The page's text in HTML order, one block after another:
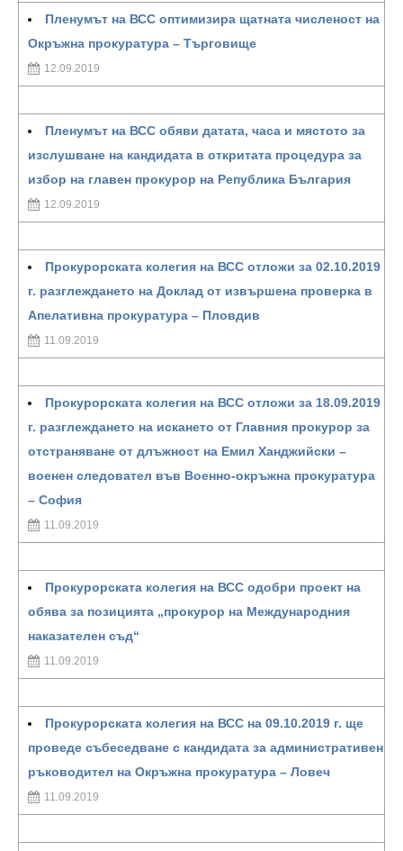
Пленумът на ВСС оптимизира щатната численост на
Окръжна прокуратура – Търговище
12.09.2019
Пленумът на ВСС обяви датата, часа и мястото за
изслушване на кандидата в откритата процедура за
избор на главен прокурор на Република България
12.09.2019
Прокурорската колегия на ВСС отложи за 02.10.2019
г. разглеждането на Доклад от извършена проверка в
Апелативна прокуратура – Пловдив
11.09.2019
Прокурорската колегия на ВСС отложи за 18.09.2019
г. разглеждането на искането от Главния прокурор за
отстраняване от длъжност на Емил Ханджийски –
военен следовател във Военно-окръжна прокуратура
– София
11.09.2019
Прокурорската колегия на ВСС одобри проект на
обява за позицията „прокурор на Международния
наказателен съд“
11.09.2019
Прокурорската колегия на ВСС на 09.10.2019 г. ще
проведе събеседване с кандидата за административен
ръководител на Окръжна прокуратура – Ловеч
11.09.2019